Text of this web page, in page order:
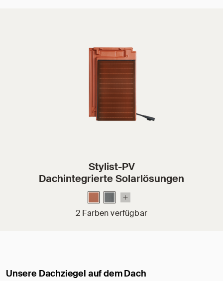
Stylist-PV
Dachintegrierte Solarlösungen
2 Farben verfügbar
Unsere Dachziegel auf dem Dach